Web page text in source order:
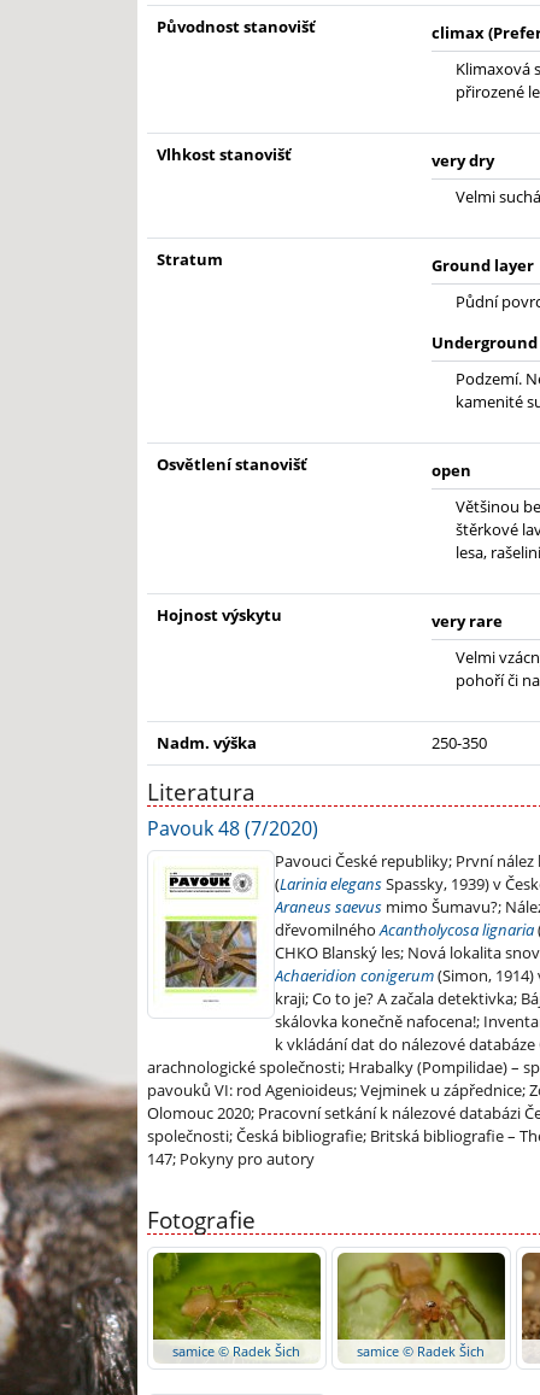
Původnost stanovišť
climax
Klimaxová
přirozené
Vlhkost stanovišť
very dry
Velmi
Stratum
Ground layer
Půdní
Underground
Podzemí.
kamenité
Osvětlení stanovišť
open
Většinou
štěrkové
lesa,
Hojnost výskytu
very rare
Velmi
pohoří či
Nadm. výška 250-350
Literatura
Pavouk 48 (7/2020)
Pavouci České republiky; První
(Larinia elegansSpassky, 1939) v
Araneus saevus mimo Šumavu?;
dřevomilnéhoAcantholycosa lignaria
CHKO Blanský les; Nová lokalita
Achaeridion conigerum(Simon,
kraji; Co to je? A začala detektivka;
skálovka konečně nafocena!;
k vkládání dat do nálezové databáze
arachnologické společnosti; Hrabalky (Pompilidae) –
pavouků VI: rod Agenioideus; Vejminek u zápřednice;
Olomouc 2020; Pracovní setkání k nálezové databázi
společnosti; Česká bibliografie; Britská bibliografie –
147; Pokyny pro autory
Fotografie
samice © Radek Šich samice © Radek Šich